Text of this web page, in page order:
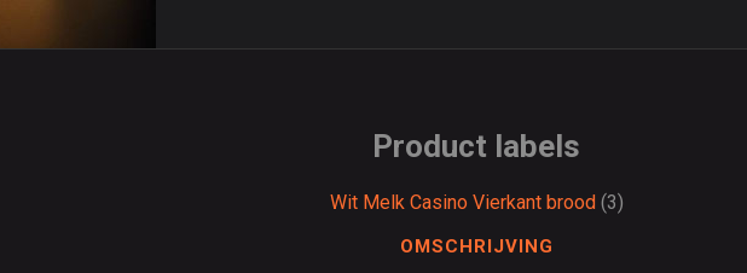
Product labels
Wit Melk Casino Vierkant brood (3)
OMSCHRIJVING